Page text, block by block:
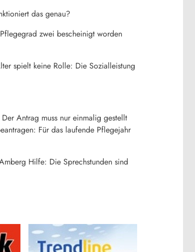
das genau?
zwei bescheinigt worden
spielt keine Rolle: Die Sozialleistung
Antrag muss nur einmalig gestellt
Für das laufende Pflegejahr
Hilfe: Die Sprechstunden sind